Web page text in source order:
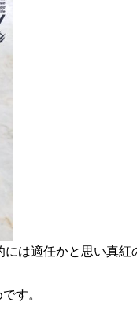
は適任かと思い真紅
す。